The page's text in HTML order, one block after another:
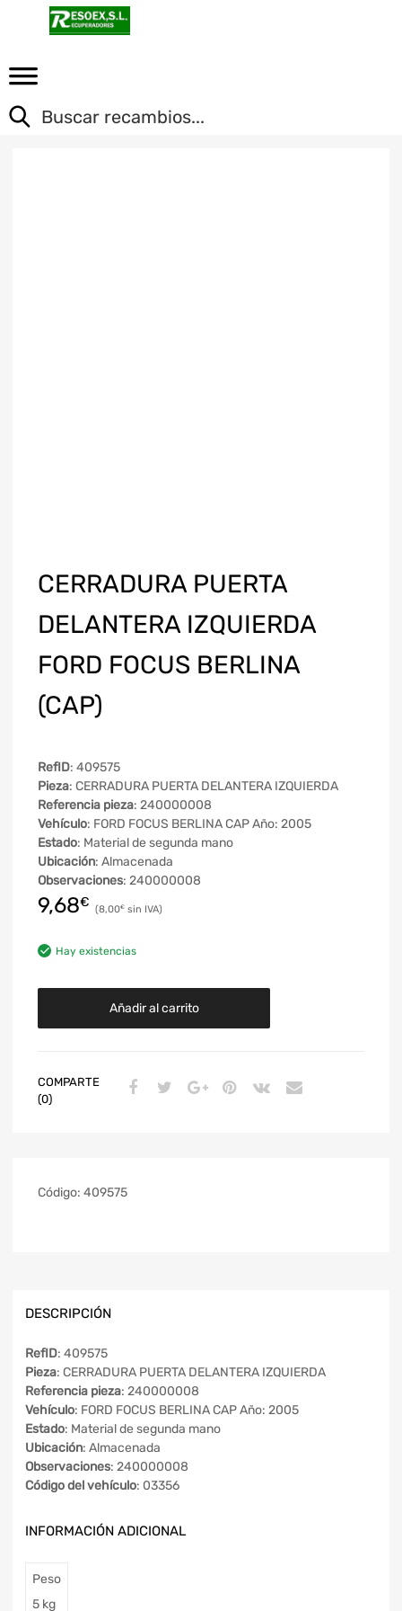
CERRADURA PUERTA
DELANTERA IZQUIERDA
FORD FOCUS BERLINA
(CAP)
RefID: 409575
Pieza: CERRADURA PUERTA DELANTERA IZQUIERDA
Referencia pieza: 240000008
Vehículo: FORD FOCUS BERLINA CAP Año: 2005
Estado: Material de segunda mano
Ubicación: Almacenada
Observaciones: 240000008
9,68€ 8,00€
Hay existencias
Añadir al carrito
COMPARTE
(0)
Código: 409575
DESCRIPCIÓN
RefID: 409575
Pieza: CERRADURA PUERTA DELANTERA IZQUIERDA
Referencia pieza: 240000008
Vehículo: FORD FOCUS BERLINA CAP Año: 2005
Estado: Material de segunda mano
Ubicación: Almacenada
Observaciones: 240000008
Código del vehículo: 03356
INFORMACIÓN ADICIONAL
Peso
5 kg